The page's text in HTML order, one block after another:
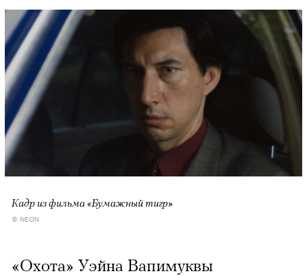
Кадр из фильма «Бумажный тигр»
© NEON
«Охота» Уэйна Вапимуквы